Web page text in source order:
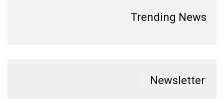
Trending News
Newsletter